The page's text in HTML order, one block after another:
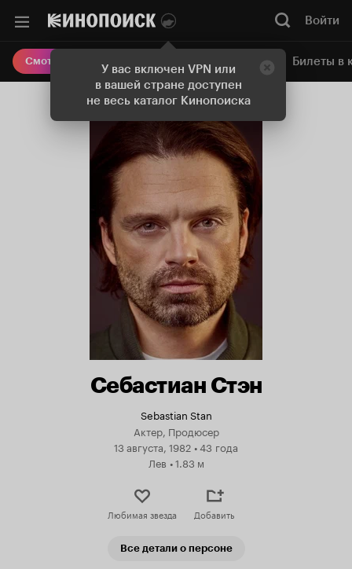
У вас включен VPN или
в вашей стране доступен
не весь каталог Кинопоиска
Войти
Смотреть кино Онлайн-кинотеатр Билеты в
Себастиан Стэн
Sebastian Stan
Актер, Продюсер
13 августа, 1982 •43 года
Лев •1.83 м
Любимая звезда Добавить
Все детали о персоне